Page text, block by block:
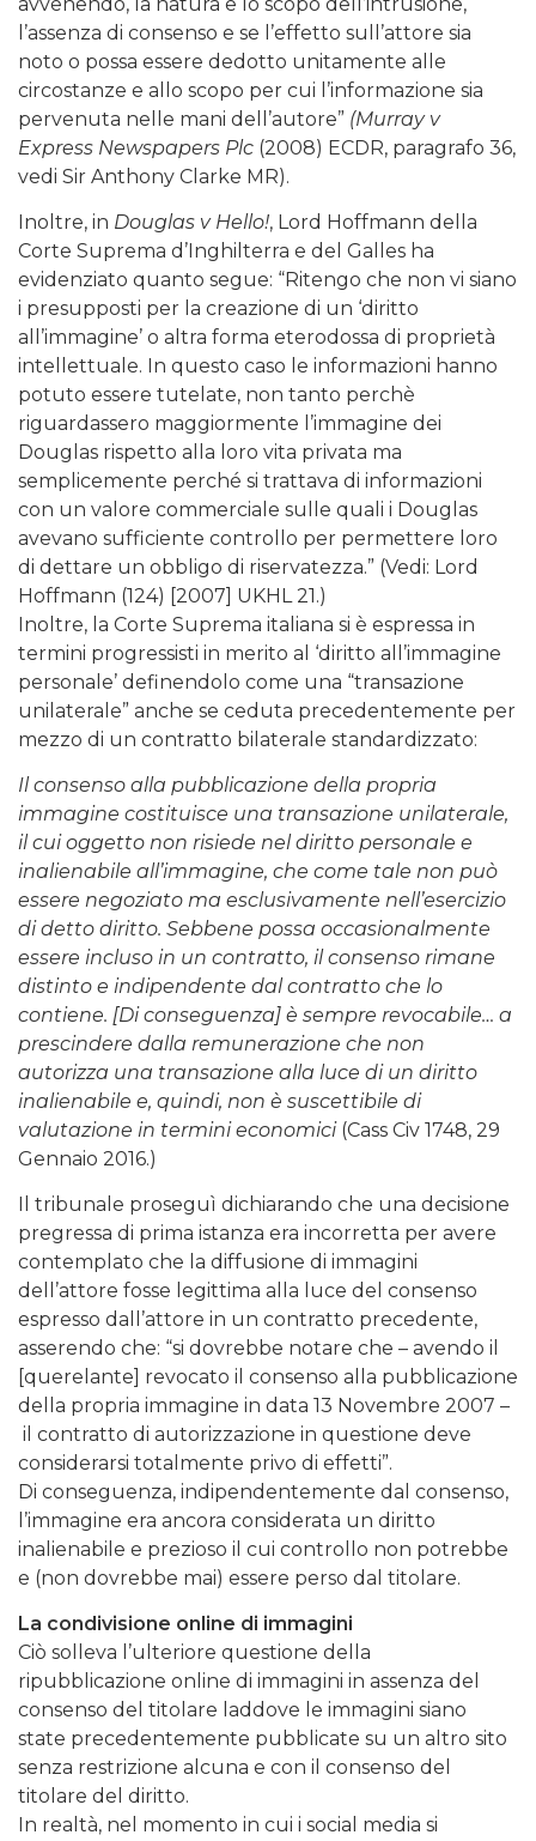
avvenendo, la natura e lo scopo dell’intrusione,
l’assenza di consenso e se l’effetto sull’attore sia
noto o possa essere dedotto unitamente alle
circostanze e allo scopo per cui l’informazione sia
pervenuta nelle mani dell’autore” (Murray v
Express Newspapers Plc (2008) ECDR, paragrafo 36,
vedi Sir Anthony Clarke MR).
Inoltre, in Douglas v Hello!, Lord Hoffmann della
Corte Suprema d’Inghilterra e del Galles ha
evidenziato quanto segue: “Ritengo che non vi siano
i presupposti per la creazione di un ‘diritto
all’immagine’ o altra forma eterodossa di proprietà
intellettuale. In questo caso le informazioni hanno
potuto essere tutelate, non tanto perchè
riguardassero maggiormente l’immagine dei
Douglas rispetto alla loro vita privata ma
semplicemente perché si trattava di informazioni
con un valore commerciale sulle quali i Douglas
avevano sufficiente controllo per permettere loro
di dettare un obbligo di riservatezza.” (Vedi: Lord
Hoffmann (124) [2007] UKHL 21.)
Inoltre, la Corte Suprema italiana si è espressa in
termini progressisti in merito al ‘diritto all’immagine
personale’ definendolo come una “transazione
unilaterale” anche se ceduta precedentemente per
mezzo di un contratto bilaterale standardizzato:
Il consenso alla pubblicazione della propria
immagine costituisce una transazione unilaterale,
il cui oggetto non risiede nel diritto personale e
inalienabile all’immagine, che come tale non può
essere negoziato ma esclusivamente nell’esercizio
di detto diritto. Sebbene possa occasionalmente
essere incluso in un contratto, il consenso rimane
distinto e indipendente dal contratto che lo
contiene. [Di conseguenza] è sempre revocabile… a
prescindere dalla remunerazione che non
autorizza una transazione alla luce di un diritto
inalienabile e, quindi, non è suscettibile di
valutazione in termini economici(Cass Civ 1748, 29
Gennaio 2016.)
Il tribunale proseguì dichiarando che una decisione
pregressa di prima istanza era incorretta per avere
contemplato che la diffusione di immagini
dell’attore fosse legittima alla luce del consenso
espresso dall’attore in un contratto precedente,
asserendo che: “si dovrebbe notare che – avendo il
[querelante] revocato il consenso alla pubblicazione
della propria immagine in data 13 Novembre 2007 –
il contratto di autorizzazione in questione deve
considerarsi totalmente privo di effetti”.
Di conseguenza, indipendentemente dal consenso,
l’immagine era ancora considerata un diritto
inalienabile e prezioso il cui controllo non potrebbe
e (non dovrebbe mai) essere perso dal titolare.
La condivisione online di immagini
Ciò solleva l’ulteriore questione della
ripubblicazione online di immagini in assenza del
consenso del titolare laddove le immagini siano
state precedentemente pubblicate su un altro sito
senza restrizione alcuna e con il consenso del
titolare del diritto.
In realtà, nel momento in cui i social media si